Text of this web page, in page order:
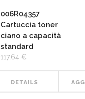
006R04357
Cartuccia toner
ciano a capacità
standard
117,64 €
DETAILS